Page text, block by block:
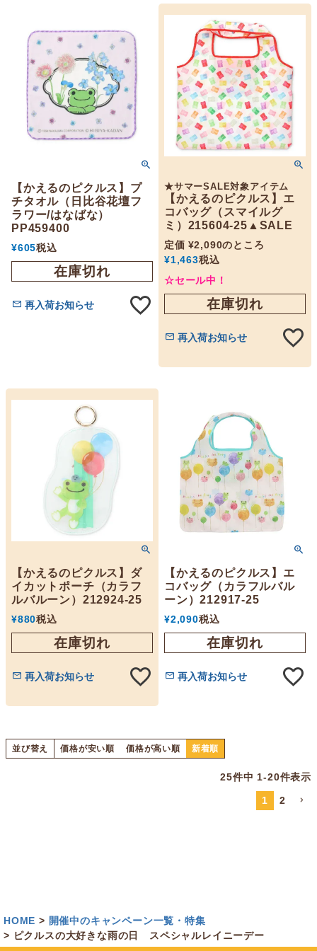
【かえるのピクルス】プ
チタオル（日比谷花壇フ
ラワー/はなばな）
PP459400
¥605税込
在庫切れ
再入荷お知らせ
★サマーSALE対象アイテム
【かえるのピクルス】エ
コバッグ（スマイルグ
ミ）215604-25▲SALE
定価 ¥2,090のところ
¥1,463税込
☆セール中！
在庫切れ
再入荷お知らせ
【かえるのピクルス】ダ
イカットポーチ（カラフ
ルバルーン）212924-25
¥880税込
在庫切れ
再入荷お知らせ
【かえるのピクルス】エ
コバッグ（カラフルバル
ーン）212917-25
¥2,090税込
在庫切れ
再入荷お知らせ
並び替え 価格が安い順 価格が高い順 新着順
25件中 1-20件表示
1 2
HOME
開催中のキャンペーン一覧・特集
ピクルスの大好きな雨の日 スペシャルレイニーデー